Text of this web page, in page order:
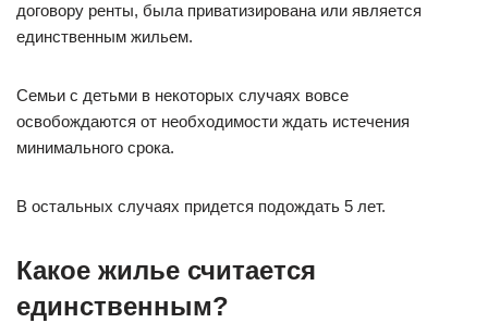
договору ренты, была приватизирована или является
единственным жильем.
Семьи с детьми в некоторых случаях вовсе
освобождаются от необходимости ждать истечения
минимального срока.
В остальных случаях придется подождать 5 лет.
Какое жилье считается
единственным?